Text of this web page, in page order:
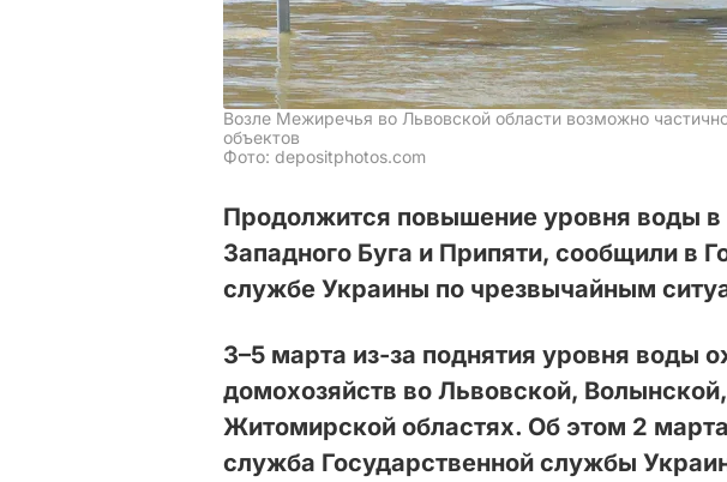
Возле Межиречья во Львовской области возможно
объектов
Фото: depositphotos.com
Продолжится повышение уровня воды в
Западного Буга и Припяти, сообщили в
службе Украины по чрезвычайным
3–5 марта из-за поднятия уровня воды
домохозяйств во Львовской,
Житомирской областях. Об этом 2 марта
служба Государственной службы